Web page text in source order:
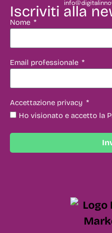
Iscriviti alla
Nome
Email professionale
Accettazione privacy
Ho visionato e accetto la